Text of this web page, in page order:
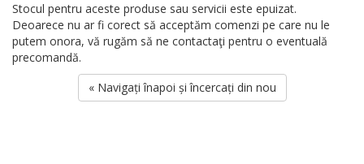
Stocul pentru aceste produse sau servicii este epuizat.
Deoarece nu ar fi corect să acceptăm comenzi pe care nu le
putem onora, vă rugăm să ne contactaţi pentru o eventuală
precomandă.
« Navigați înapoi și încercați din nou